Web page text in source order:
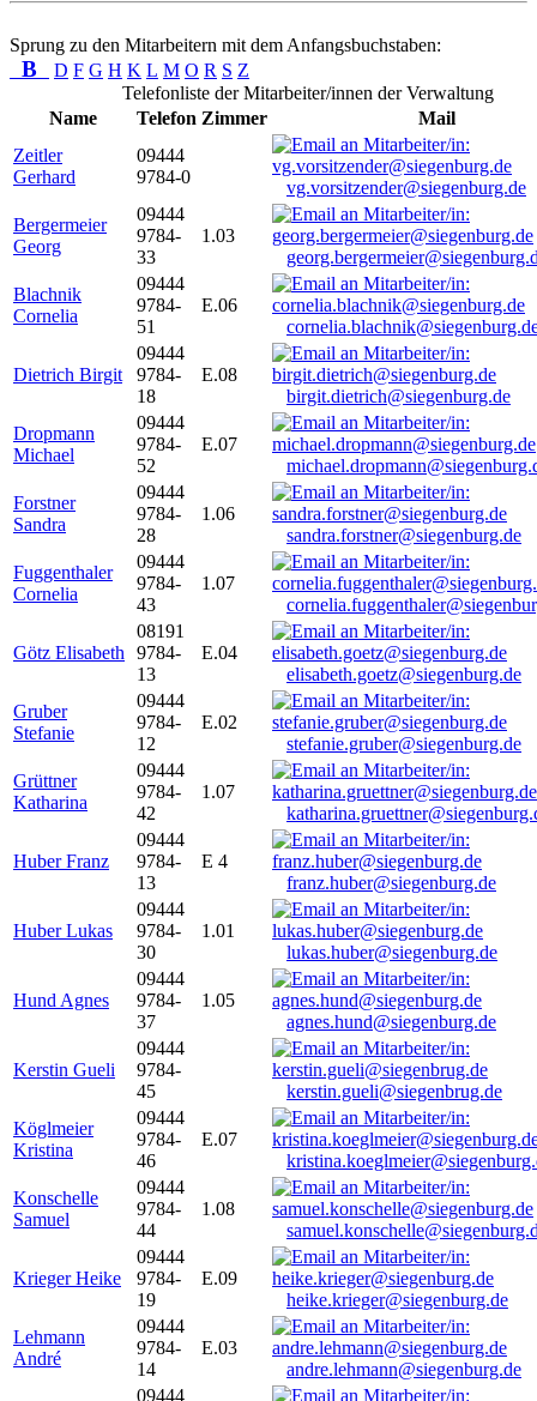
Sprung zu den Mitarbeitern mit dem Anfangsbuchstaben:
B D F G H K L M O R S Z
Telefonliste der Mitarbeiter/innen der Verwaltung
Name
Telefon Zimmer
Mail
Zeitler
Gerhard
09444
9784-0
vg.vorsitzender@siegenburg.de
Bergermeier
Georg
09444
9784-
33
1.03
Blachnik
Cornelia
09444
9784-
51
E.06
Dietrich Birgit
09444
9784-
18
E.08
birgit.dietrich@siegenburg.de
Dropmann
Michael
09444
9784-
52
E.07
Forstner
Sandra
09444
9784-
28
1.06
sandra.forstner@siegenburg.de
Fuggenthaler
Cornelia
09444
9784-
43
1.07
Götz Elisabeth
08191
9784-
13
E.04
elisabeth.goetz@siegenburg.de
Gruber
Stefanie
09444
9784-
12
E.02
stefanie.gruber@siegenburg.de
Grüttner
Katharina
09444
9784-
42
1.07
Huber Franz
09444
9784-
13
E 4
franz.huber@siegenburg.de
Huber Lukas
09444
9784-
30
1.01
lukas.huber@siegenburg.de
Hund Agnes
09444
9784-
37
1.05
agnes.hund@siegenburg.de
Kerstin Gueli
09444
9784-
45
kerstin.gueli@siegenbrug.de
Köglmeier
Kristina
09444
9784-
46
E.07
Konschelle
Samuel
09444
9784-
44
1.08
Krieger Heike
09444
9784-
19
E.09
heike.krieger@siegenburg.de
Lehmann
André
09444
9784-
14
E.03
andre.lehmann@siegenburg.de
09444